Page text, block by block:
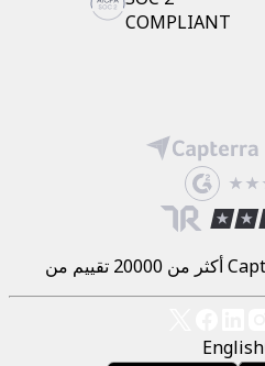
COMPLIANT
English